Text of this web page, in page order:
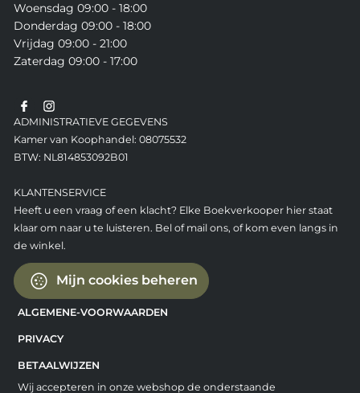
Woensdag 09:00 - 18:00
Donderdag 09:00 - 18:00
Vrijdag 09:00 - 21:00
Zaterdag 09:00 - 17:00
ADMINISTRATIEVE GEGEVENS
Kamer van Koophandel: 08075532
BTW: NL814853092B01
KLANTENSERVICE
Heeft u een vraag of een klacht? Elke Boekverkooper hier staat
klaar om naar u te luisteren. Bel of mail ons, of kom even langs in
de winkel.
Mijn cookies beheren
ALGEMENE-VOORWAARDEN
PRIVACY
BETAALWIJZEN
Wij accepteren in onze webshop de onderstaande